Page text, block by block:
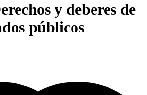
y deberes de
públicos